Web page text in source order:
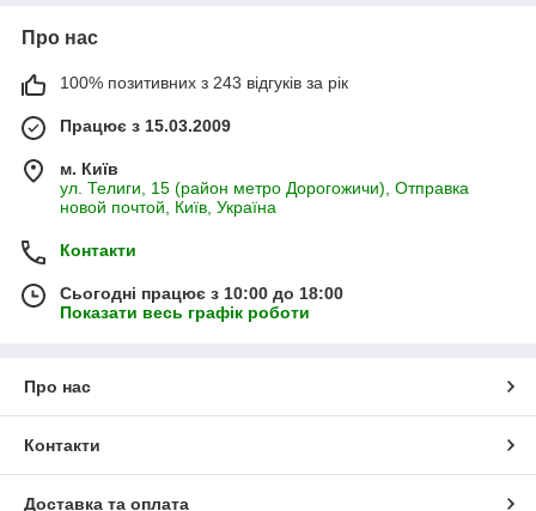
Про нас
100% позитивних з 243 відгуків за рік
Працює з 15.03.2009
м. Київ
ул. Телиги, 15 (район метро Дорогожичи), Отправка
новой почтой, Київ, Україна
Контакти
Сьогодні працює з 10:00 до 18:00
Показати весь графік роботи
Про нас
Контакти
Доставка та оплата